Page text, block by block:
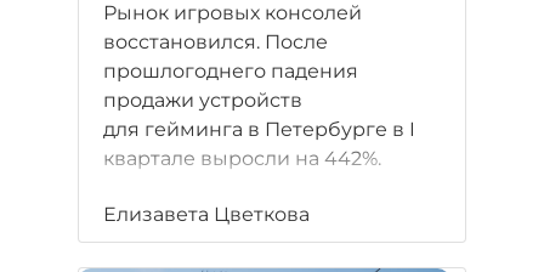
Рынок игровых консолей
восстановился. После
прошлогоднего падения
продажи устройств
для гейминга в Петербурге в I
квартале выросли на 442%.
Елизавета Цветкова